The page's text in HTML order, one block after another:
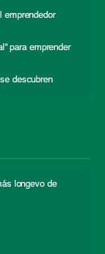
emprendedor
para emprender
descubren
longevo de